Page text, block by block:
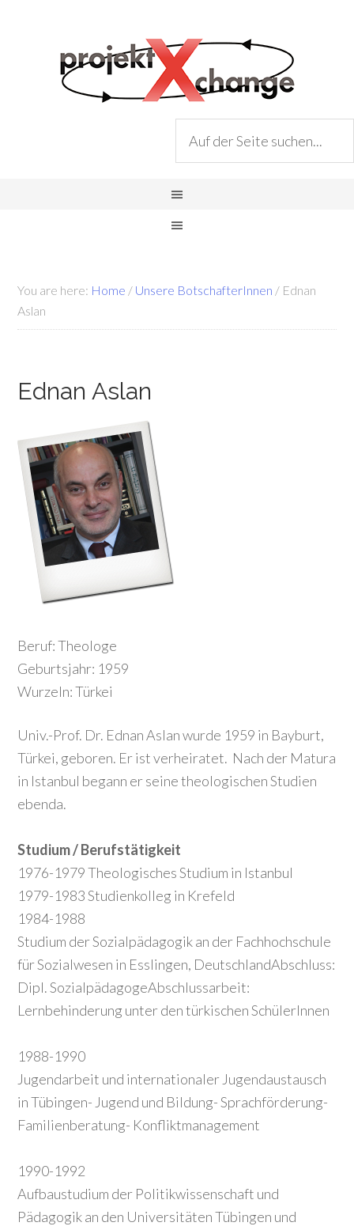
You are here: Home / Unsere BotschafterInnen / Ednan
Aslan
Ednan Aslan
Beruf: Theologe
Geburtsjahr: 1959
Wurzeln: Türkei
Univ.-Prof. Dr. Ednan Aslan wurde 1959 in Bayburt,
Türkei, geboren. Er ist verheiratet. Nach der Matura
in Istanbul begann er seine theologischen Studien
ebenda.
Studium / Berufstätigkeit
1976-1979 Theologisches Studium in Istanbul
1979-1983 Studienkolleg in Krefeld
1984-1988
Studium der Sozialpädagogik an der Fachhochschule
für Sozialwesen in Esslingen, DeutschlandAbschluss:
Dipl. SozialpädagogeAbschlussarbeit:
Lernbehinderung unter den türkischen SchülerInnen
1988-1990
Jugendarbeit und internationaler Jugendaustausch
in Tübingen- Jugend und Bildung- Sprachförderung-
Familienberatung- Konfliktmanagement
1990-1992
Aufbaustudium der Politikwissenschaft und
Pädagogik an den Universitäten Tübingen und